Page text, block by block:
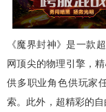
《魔界封神》是一款
网顶尖的物理引擎，
供多职业角色供玩家
索。此外，超精彩的